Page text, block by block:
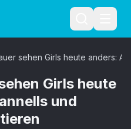
sehen Girls heute anders:
Girls heute
und
Nutzungsbedingungen